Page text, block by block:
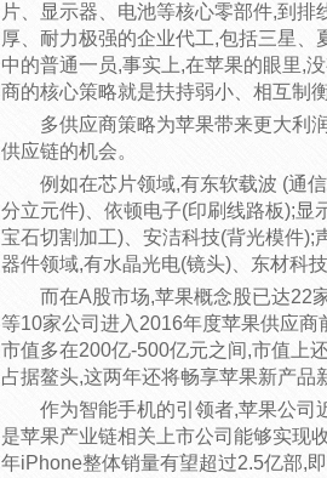
片、显示器、电池等核心零部件,到
厚、耐力极强的企业代工,包括三星
中的普通一员,事实上,在苹果的眼里,
商的核心策略就是扶持弱小、相互制衡
多供应商策略为苹果带来更大利
供应链的机会。
例如在芯片领域,有东软载波 (通
分立元件)、依顿电子(印刷线路板);显
宝石切割加工)、安洁科技(背光模件);
器件领域,有水晶光电(镜头)、东材科
而在A股市场,苹果概念股已达22
等10家公司进入2016年度苹果供应
市值多在200亿-500亿元之间,市值上
占据鳌头,这两年还将畅享苹果新产品
作为智能手机的引领者,苹果公司
是苹果产业链相关上市公司能够实现
年iPhone整体销量有望超过2.5亿部,